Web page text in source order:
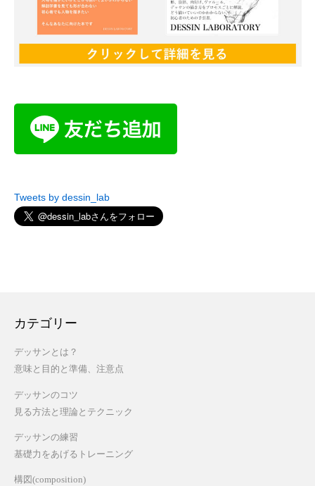
Tweets by dessin_lab
カテゴリー
デッサンとは？
意味と目的と準備、注意点
デッサンのコツ
見る方法と理論とテクニック
デッサンの練習
基礎力をあげるトレーニング
構図(composition)